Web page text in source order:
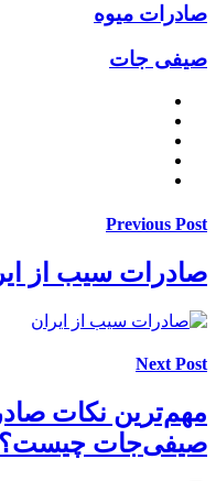
صادرات میوه
صیفی جات
Previous Post
صادرات سیب از
Next Post
مهم‌ترین نکات
صیفی‌جات چیست؟